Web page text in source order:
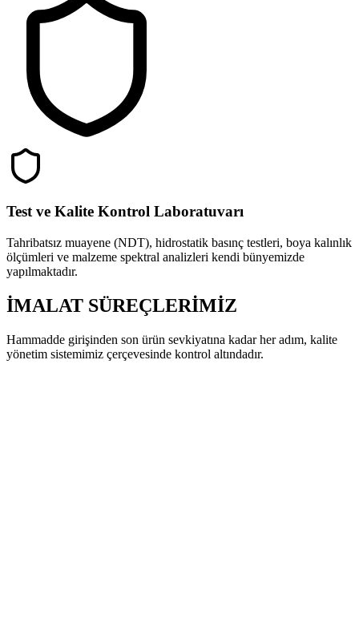
Test ve Kalite Kontrol Laboratuvarı
Tahribatsız muayene (NDT), hidrostatik basınç testleri, boya kalınlık
ölçümleri ve malzeme spektral analizleri kendi bünyemizde
yapılmaktadır.
İMALAT SÜREÇLERİMİZ
Hammadde girişinden son ürün sevkiyatına kadar her adım, kalite
yönetim sistemimiz çerçevesinde kontrol altındadır.